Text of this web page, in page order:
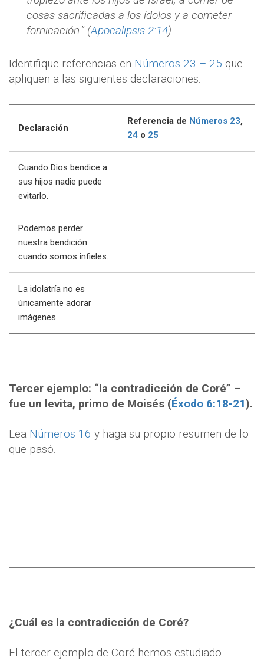
cosas sacrificadas a los ídolos y a cometer
fornicación.” (Apocalipsis 2:14)
Identifique referencias en Números 23 – 25 que
apliquen a las siguientes declaraciones:
Declaración
Referencia de Números 23,
24 o 25
Cuando Dios bendice a
sus hijos nadie puede
evitarlo.
Podemos perder
nuestra bendición
cuando somos infieles.
La idolatría no es
únicamente adorar
imágenes.
Tercer ejemplo: “la contradicción de Coré” –
fue un levita, primo de Moisés (Éxodo 6:18-21).
Lea Números 16 y haga su propio resumen de lo
que pasó.
¿Cuál es la contradicción de Coré?
El tercer ejemplo de Coré hemos estudiado